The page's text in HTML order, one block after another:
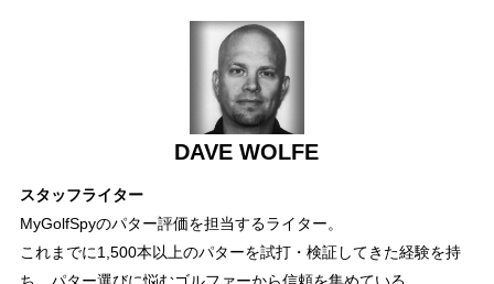
DAVE WOLFE
スタッフライター
MyGolfSpyのパター評価を担当するライター。
これまでに1,500本以上のパターを試打・検証してきた経験を持
ち、パター選びに悩むゴルファーから信頼を集めている。